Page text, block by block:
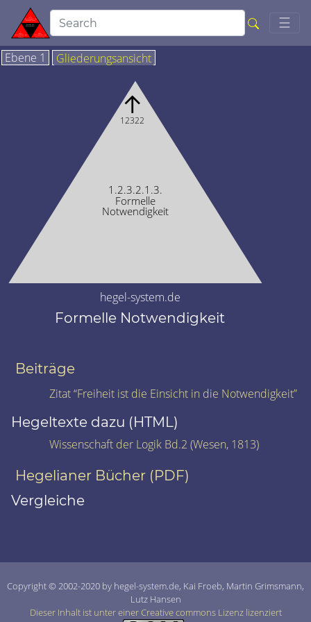
☰
Ebene 1 Gliederungsansicht
1.2.3.2.1.3.
Formelle
Notwendigkeit
↑
12322
hegel-system.de
Formelle Notwendigkeit
Beiträge
Zitat “Freiheit ist die Einsicht in die Notwendigkeit”
Hegeltexte dazu (HTML)
Wissenschaft der Logik Bd.2 (Wesen, 1813)
Hegelianer Bücher (PDF)
Vergleiche
Copyright © 2002-2020 by hegel-system.de, Kai Froeb, Martin Grimsmann,
Lutz Hansen
Dieser Inhalt ist unter einer Creative commons Lizenz lizenziert